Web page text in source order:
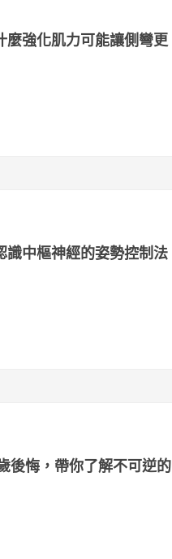
強化肌力可能讓側彎更
中樞神經的姿勢控制法
後悔，帶你了解不可逆的